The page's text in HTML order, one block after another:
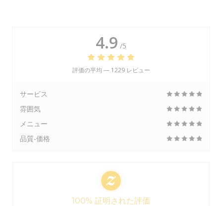
4.9 /5
評価の平均 — 1229 レビュー
サービス
雰囲気
メニュー
品質-価格
100% 証明された評価